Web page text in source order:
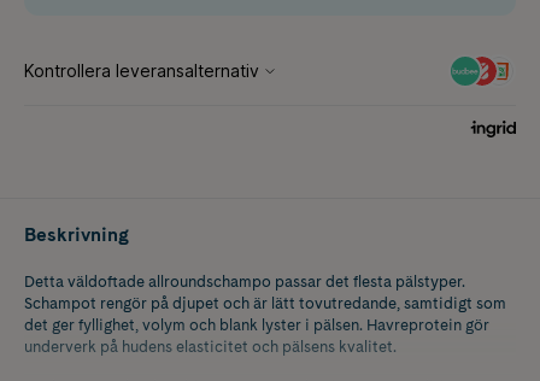
Beskrivning
Detta väldoftade allroundschampo passar det flesta pälstyper.
Schampot rengör på djupet och är lätt tovutredande, samtidigt som
det ger fyllighet, volym och blank lyster i pälsen. Havreprotein gör
underverk på hudens elasticitet och pälsens kvalitet.